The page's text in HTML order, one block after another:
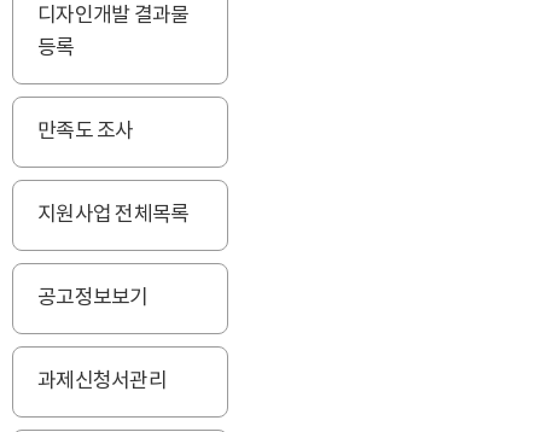
디자인개발 결과물
등록
만족도 조사
지원사업 전체목록
공고정보보기
과제신청서관리